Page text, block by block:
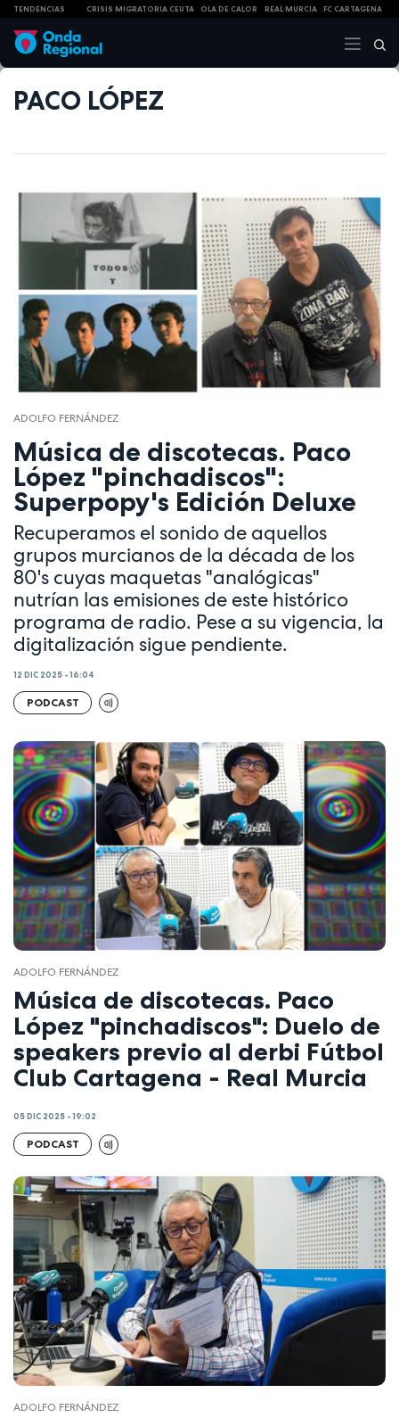
TENDENCIAS CRISIS MIGRATORIA CEUTA OLA DE CALOR REAL MURCIA FC CARTAGENA
PACO LÓPEZ
ADOLFO FERNÁNDEZ
Música de discotecas. Paco
López "pinchadiscos":
Superpopy's Edición Deluxe
Recuperamos el sonido de aquellos
grupos murcianos de la década de los
80's cuyas maquetas "analógicas"
nutrían las emisiones de este histórico
programa de radio. Pese a su vigencia, la
digitalización sigue pendiente.
12 DIC 2025 - 16:04
PODCAST
ADOLFO FERNÁNDEZ
Música de discotecas. Paco
López "pinchadiscos": Duelo de
speakers previo al derbi Fútbol
Club Cartagena - Real Murcia
05 DIC 2025 - 19:02
PODCAST
ADOLFO FERNÁNDEZ